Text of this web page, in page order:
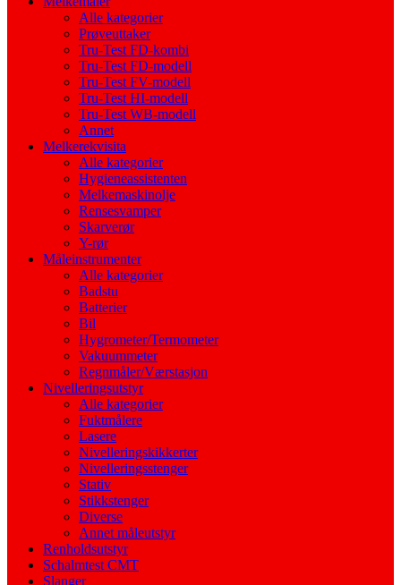
Alle kategorier
Prøveuttaker
Tru-Test FD-kombi
Tru-Test FD-modell
Tru-Test FV-modell
Tru-Test HI-modell
Tru-Test WB-modell
Annet
Melkerekvisita
Alle kategorier
Hygieneassistenten
Melkemaskinolje
Rensesvamper
Skarverør
Y-rør
Måleinstrumenter
Alle kategorier
Badstu
Batterier
Bil
Hygrometer/Termometer
Vakuummeter
Regnmåler/Værstasjon
Nivelleringsutstyr
Alle kategorier
Fuktmålere
Lasere
Nivelleringskikkerter
Nivelleringsstenger
Stativ
Stikkstenger
Diverse
Annet måleutstyr
Renholdsutstyr
Schalmtest CMT
Slanger